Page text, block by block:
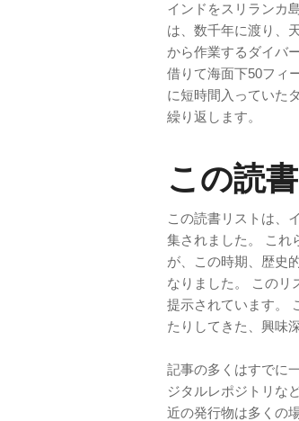
インドをスリランカ
は、数千年に渡り、
から作業するダイバ
借りて海面下50フィ
に短時間入っていた
繰り返します。
この読
この読書リストは、
集されました。 これ
が、この時期、歴史
なりました。 このリ
提示されています。
たりしてきた、興味
記事の多くはすでに
ジタルレポジトリな
近の発行物は多くの場